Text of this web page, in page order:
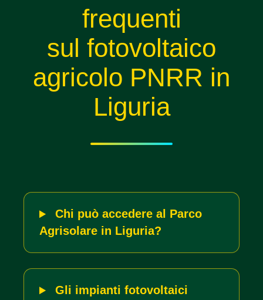
frequenti
sul fotovoltaico
agricolo PNRR in
Liguria
Chi può accedere al Parco
Agrisolare in Liguria?
Gli impianti fotovoltaici